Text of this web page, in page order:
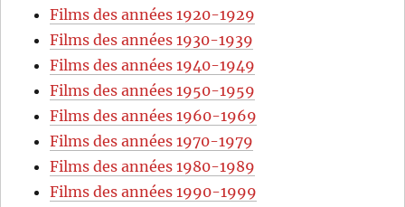
Films des années 1920-1929
Films des années 1930-1939
Films des années 1940-1949
Films des années 1950-1959
Films des années 1960-1969
Films des années 1970-1979
Films des années 1980-1989
Films des années 1990-1999